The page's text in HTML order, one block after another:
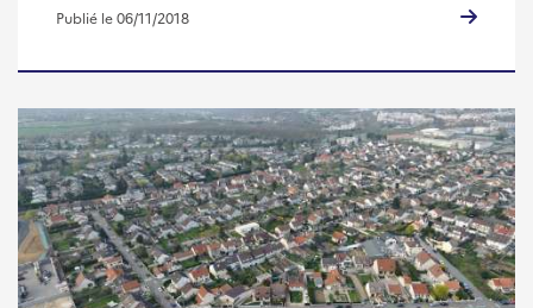
Publié le 06/11/2018